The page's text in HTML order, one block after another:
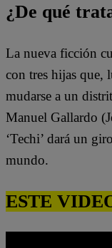
¿De qué
La nueva ficción
con tres hijas que,
mudarse a un
Manuel Gallardo
‘Techi’ dará un
mundo.
ESTE